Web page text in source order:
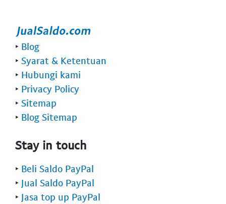
‣ Blog
‣ Syarat & Ketentuan
‣ Hubungi kami
‣ Privacy Policy
‣ Sitemap
‣ Blog Sitemap
Stay in touch
‣ Beli Saldo PayPal
‣ Jual Saldo PayPal
‣ Jasa top up PayPal